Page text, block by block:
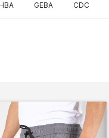
GEBA CDC